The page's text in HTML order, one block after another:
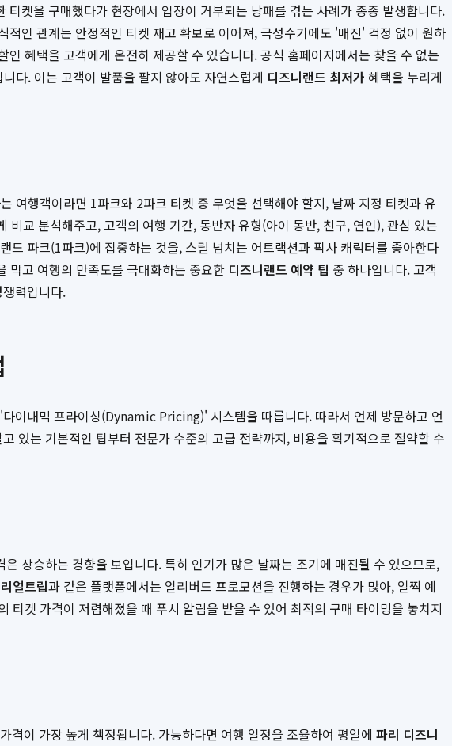
켓을 구매했다가 현장에서 입장이 거부되는 낭패를 겪는 사례가 종종 발생합니다.
인 관계는 안정적인 티켓 재고 확보로 이어져, 극성수기에도 '매진' 걱정 없이 원하
혜택을 고객에게 온전히 제공할 수 있습니다. 공식 홈페이지에서는 찾을 수 없는
다. 이는 고객이 발품을 팔지 않아도 자연스럽게 디즈니랜드 최저가 혜택을 누리게
여행객이라면 1파크와 2파크 티켓 중 무엇을 선택해야 할지, 날짜 지정 티켓과 유
비교 분석해주고, 고객의 여행 기간, 동반자 유형(아이 동반, 친구, 연인), 관심 있는
파크(1파크)에 집중하는 것을, 스릴 넘치는 어트랙션과 픽사 캐릭터를 좋아한다
막고 여행의 만족도를 극대화하는 중요한 디즈니랜드 예약 팁 중 하나입니다. 고객
력입니다.
이내믹 프라이싱(Dynamic Pricing)' 시스템을 따릅니다. 따라서 언제 방문하고 언
있는 기본적인 팁부터 전문가 수준의 고급 전략까지, 비용을 획기적으로 절약할 수
상승하는 경향을 보입니다. 특히 인기가 많은 날짜는 조기에 매진될 수 있으므로,
얼트립과 같은 플랫폼에서는 얼리버드 프로모션을 진행하는 경우가 많아, 일찍 예
티켓 가격이 저렴해졌을 때 푸시 알림을 받을 수 있어 최적의 구매 타이밍을 놓치지
이 가장 높게 책정됩니다. 가능하다면 여행 일정을 조율하여 평일에 파리 디즈니